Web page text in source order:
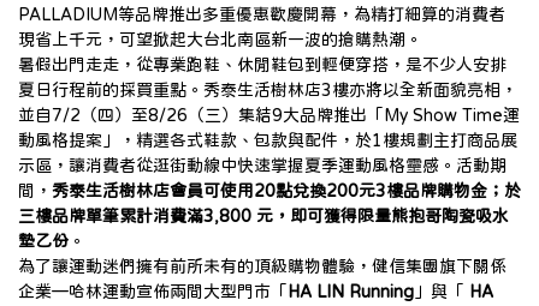
PALLADIUM等品牌推出多重優惠歡慶開幕，為精打細算的消費者
現省上千元，可望掀起大台北南區新一波的搶購熱潮。
暑假出門走走，從專業跑鞋、休閒鞋包到輕便穿搭，是不少人安排
夏日行程前的採買重點。秀泰生活樹林店3樓亦將以全新面貌亮相，
並自7/2（四）至8/26（三）集結9大品牌推出「My Show Time運
動風格提案」，精選各式鞋款、包款與配件，於1樓規劃主打商品展
示區，讓消費者從逛街動線中快速掌握夏季運動風格靈感。活動期
間， 秀泰生活樹林店會員可使用20點兌換200元3樓品牌購物金；於
三樓品牌單筆累計消費滿3,800 元，即可獲得限量熊抱哥陶瓷吸水
墊乙份 。
為了讓運動迷們擁有前所未有的頂級購物體驗，健信集團旗下關係
企業—哈林運動宣佈兩間大型門市「 HA LIN Running 」與「
HA